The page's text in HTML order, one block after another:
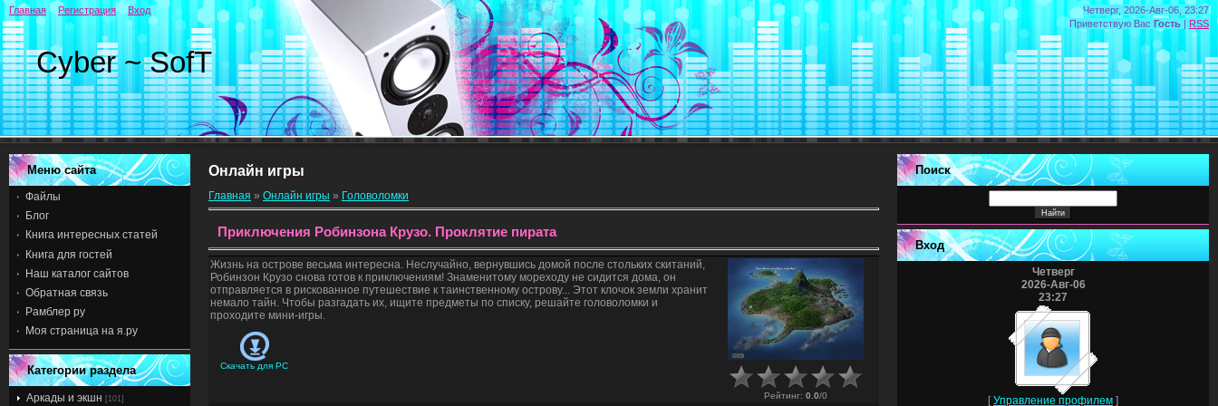
Четверг, 2026-Авг-06, 23:27
Приветствую Вас Гость | RSS
Cyber ~ SofT
Главная Регистрация Вход
Меню сайта
Файлы
Блог
Книга интересных статей
Книга для гостей
Наш каталог сайтов
Обратная связь
Рамблер ру
Моя страница на я.ру
Категории раздела
Аркады и экшн [101]
Онлайн игры
Главная » Онлайн игры » Головоломки
Приключения Робинзона Крузо. Проклятие пирата
Жизнь на острове весьма интересна. Неслучайно, вернувшись домой после стольких скитаний,
Робинзон Крузо снова готов к приключениям! Знаменитому мореходу не сидится дома, он
отправляется в рискованное путешествие к таинственному острову... Этот клочок земли хранит
немало тайн. Чтобы разгадать их, ищите предметы по списку, решайте головоломки и
проходите мини-игры.
Скачать для PC
Рейтинг: 0.0/0
Поиск
Вход
Четверг
2026-Авг-06
23:27
[Управление профилем ]